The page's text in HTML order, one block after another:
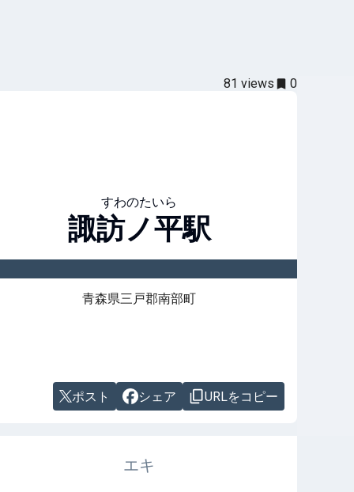
81 views 0
すわのたいら
諏訪ノ平駅
青森県三戸郡南部町
ポスト シェア URLをコピー
エキ